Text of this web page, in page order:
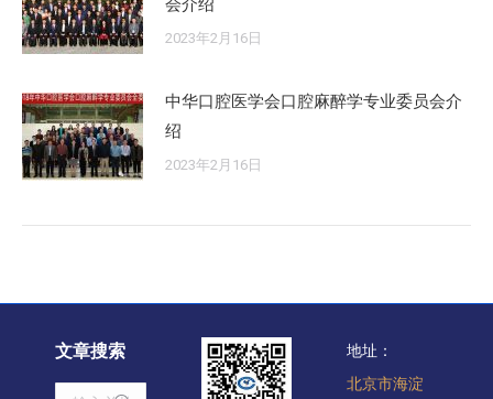
会介绍
2023年2月16日
中华口腔医学会口腔麻醉学专业委员会介
绍
2023年2月16日
文章搜索
Search:
地址：
北京市海淀